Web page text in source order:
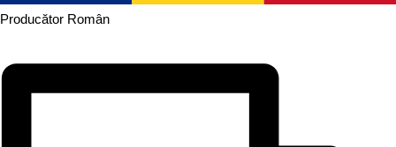
Producător Român